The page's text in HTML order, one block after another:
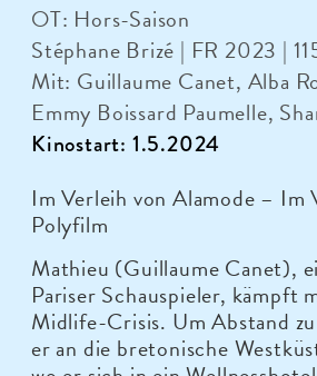
OT: Hors-Saison
Stéphane Brizé | FR 2023 |
Mit: Guillaume Canet, Alba
Emmy Boissard Paumelle,
Kinostart: 1.5.2024
Im Verleih von Alamode – Im
Polyfilm
Mathieu (Guillaume Canet),
Pariser Schauspieler, kämpft
Midlife-Crisis. Um Abstand
er an die bretonische